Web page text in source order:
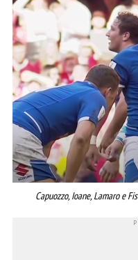
Capuozzo, Ioane, Lamaro e